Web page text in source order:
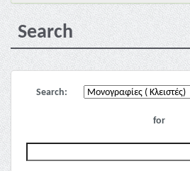
Search
Search:
for